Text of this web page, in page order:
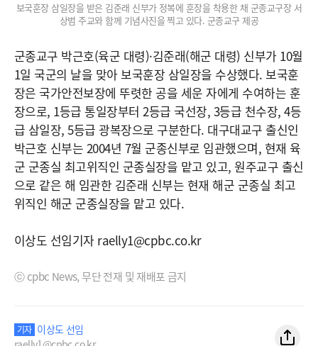
보국훈장 삼일장을 받은 김준래 신부가 정복에 훈장을 착용한 채 군종교구장 서
상범 주교와 함께 기념사진을 찍고 있다. 군종교구 제공
군종교구 박근호(육군 대령)·김준래(해군 대령) 신부가 10월
1일 국군의 날을 맞아 보국훈장 삼일장을 수상했다. 보국훈
장은 국가안전보장에 뚜렷한 공을 세운 자에게 수여하는 훈
장으로, 1등급 통일장부터 2등급 국선장, 3등급 천수장, 4등
급 삼일장, 5등급 광복장으로 구분한다. 대구대교구 출신인
박근호 신부는 2004년 7월 군종신부로 임관했으며, 현재 육
군 군종실 최고위직인 군종실장을 맡고 있고, 원주교구 출신
으로 같은 해 임관한 김준래 신부는 현재 해군 군종실 최고
위직인 해군 군종실장을 맡고 있다.
이상도 선임기자 raelly1@cpbc.co.kr
ⓒ cpbc News, 무단 전재 및 재배포 금지
기자 이상도 선임